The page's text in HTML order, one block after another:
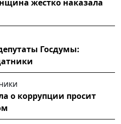
жестко наказала
Госдумы:
о коррупции просит